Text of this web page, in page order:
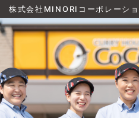
株式会社MINORIコーポレーシ